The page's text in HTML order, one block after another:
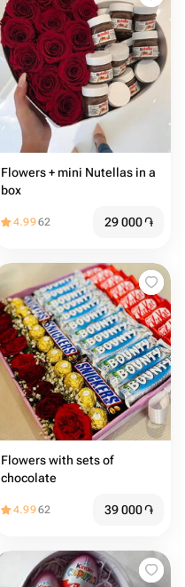
Flowers + mini Nutellas in a
box
4.9962 29 000֏
Flowers with sets of
chocolate
4.9962 39 000֏